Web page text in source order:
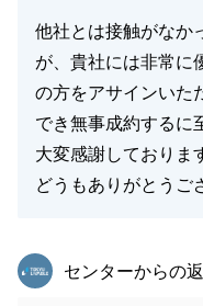
他社とは接触がなか
が、貴社には非常に
の方をアサインいた
でき無事成約するに
大変感謝しておりま
どうもありがとうご
東急リバブル
センターからの